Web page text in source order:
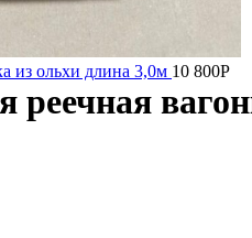
из ольхи длина 3,0м 10 800Р
реечная